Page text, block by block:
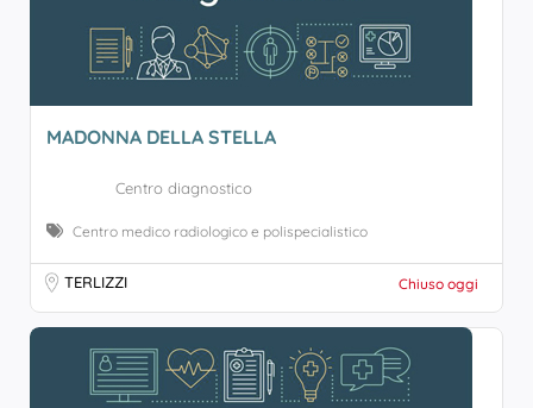
MADONNA DELLA STELLA
Centro diagnostico
Centro medico radiologico e polispecialistico
TERLIZZI Chiuso oggi